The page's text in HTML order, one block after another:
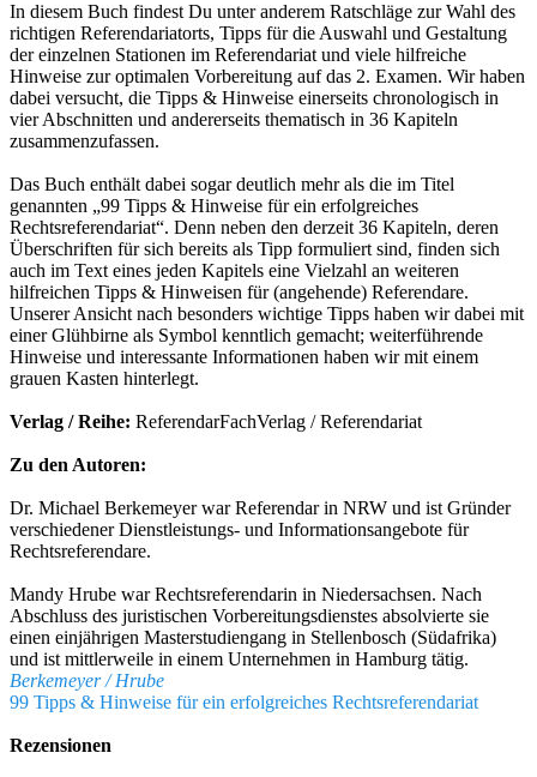
In diesem Buch findest Du unter anderem Ratschläge zur Wahl des
richtigen Referendariatorts, Tipps für die Auswahl und Gestaltung
der einzelnen Stationen im Referendariat und viele hilfreiche
Hinweise zur optimalen Vorbereitung auf das 2. Examen. Wir haben
dabei versucht, die Tipps & Hinweise einerseits chronologisch in
vier Abschnitten und andererseits thematisch in 36 Kapiteln
zusammenzufassen.
Das Buch enthält dabei sogar deutlich mehr als die im Titel
genannten „99 Tipps & Hinweise für ein erfolgreiches
Rechtsreferendariat“. Denn neben den derzeit 36 Kapiteln, deren
Überschriften für sich bereits als Tipp formuliert sind, finden sich
auch im Text eines jeden Kapitels eine Vielzahl an weiteren
hilfreichen Tipps & Hinweisen für (angehende) Referendare.
Unserer Ansicht nach besonders wichtige Tipps haben wir dabei mit
einer Glühbirne als Symbol kenntlich gemacht; weiterführende
Hinweise und interessante Informationen haben wir mit einem
grauen Kasten hinterlegt.
Verlag / Reihe: ReferendarFachVerlag / Referendariat
Zu den Autoren:
Dr. Michael Berkemeyer war Referendar in NRW und ist Gründer
verschiedener Dienstleistungs- und Informationsangebote für
Rechtsreferendare.
Mandy Hrube war Rechtsreferendarin in Niedersachsen. Nach
Abschluss des juristischen Vorbereitungsdienstes absolvierte sie
einen einjährigen Masterstudiengang in Stellenbosch (Südafrika)
und ist mittlerweile in einem Unternehmen in Hamburg tätig.
Berkemeyer / Hrube
99 Tipps & Hinweise für ein erfolgreiches Rechtsreferendariat
Rezensionen